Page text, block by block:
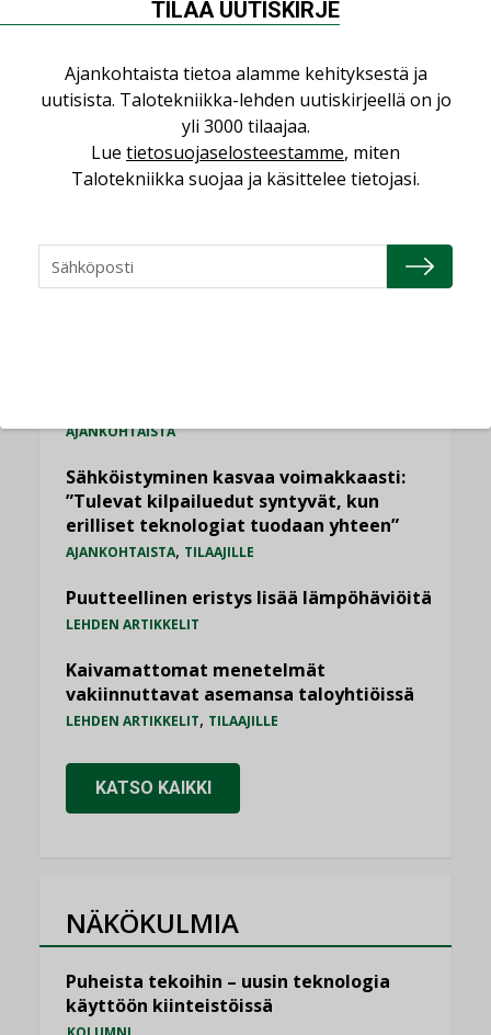
LUETUIMMAT UUTISET
Datakeskusurakointi on tekniikkalaji
LEHDEN ARTIKKELIT
AJANKOHTAISTA
Sähköistyminen kasvaa voimakkaasti:
”Tulevat kilpailuedut syntyvät, kun
erilliset teknologiat tuodaan yhteen”
AJANKOHTAISTA, TILAAJILLE
Puutteellinen eristys lisää lämpöhäviöitä
LEHDEN ARTIKKELIT
Kaivamattomat menetelmät
vakiinnuttavat asemansa taloyhtiöissä
LEHDEN ARTIKKELIT, TILAAJILLE
KATSO KAIKKI
NÄKÖKULMIA
Puheista tekoihin – uusin teknologia
käyttöön kiinteistöissä
TILAA UUTISKIRJE
Ajankohtaista tietoa alamme kehityksestä ja
uutisista. Talotekniikka-lehden uutiskirjeellä on jo
yli 3000 tilaajaa.
Lue tietosuojaselosteestamme, miten
Talotekniikka suojaa ja käsittelee tietojasi.